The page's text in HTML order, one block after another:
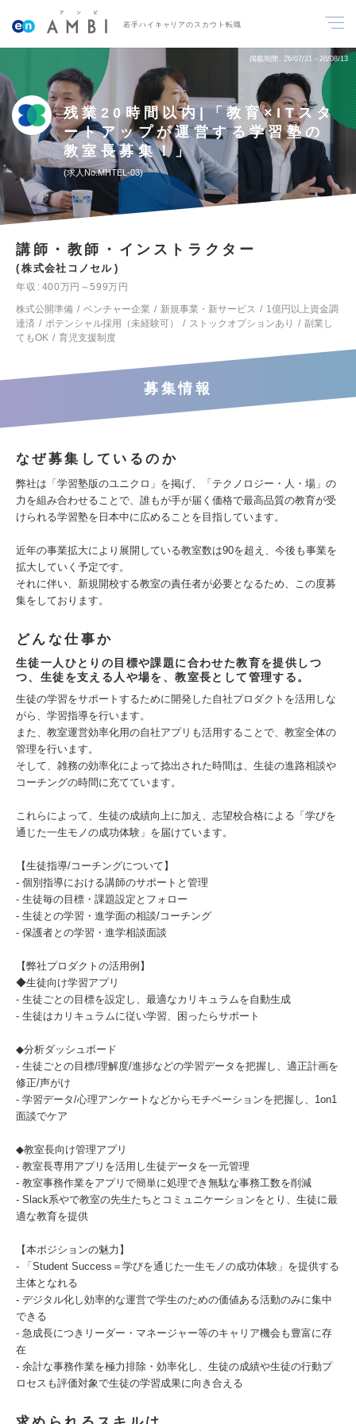
若手ハイキャリアのスカウト転職
掲載期間 26/07/31～26/08/13
残業20時間以内|「教育×ITスタ
ートアップが運営する学習塾の
教室長募集！」
求人No.MHTEL-03
講師・教師・インストラクター
株式会社コノセル
年収
400万円～599万円
株式公開準備
ベンチャー企業 新規事業・新サービス
1億円以上資金調
達済
ポテンシャル採用（未経験可） ストックオプションあり
副業し
てもOK
育児支援制度
募集情報
なぜ募集しているのか
弊社は「学習塾版のユニクロ」を掲げ、「テクノロジー・人・場」の
力を組み合わせることで、誰もが手が届く価格で最高品質の教育が受
けられる学習塾を日本中に広めることを目指しています。
近年の事業拡大により展開している教室数は90を超え、今後も事業を
拡大していく予定です。
それに伴い、新規開校する教室の責任者が必要となるため、この度募
集をしております。
どんな仕事か
生徒一人ひとりの目標や課題に合わせた教育を提供しつ
つ、生徒を支える人や場を、教室長として管理する。
生徒の学習をサポートするために開発した自社プロダクトを活用しな
がら、学習指導を行います。
また、教室運営効率化用の自社アプリも活用することで、教室全体の
管理を行います。
そして、雑務の効率化によって捻出された時間は、生徒の進路相談や
コーチングの時間に充てています。
これらによって、生徒の成績向上に加え、志望校合格による「学びを
通じた一生モノの成功体験」を届けています。
【生徒指導/コーチングについて】
- 個別指導における講師のサポートと管理
- 生徒毎の目標・課題設定とフォロー
- 生徒との学習・進学面の相談/コーチング
- 保護者との学習・進学相談面談
【弊社プロダクトの活用例】
◆生徒向け学習アプリ
- 生徒ごとの目標を設定し、最適なカリキュラムを自動生成
- 生徒はカリキュラムに従い学習、困ったらサポート
◆分析ダッシュボード
- 生徒ごとの目標/理解度/進捗などの学習データを把握し、適正計画を
修正/声がけ
- 学習データ/心理アンケートなどからモチベーションを把握し、1on1
面談でケア
◆教室長向け管理アプリ
- 教室長専用アプリを活用し生徒データを一元管理
- 教室事務作業をアプリで簡単に処理でき無駄な事務工数を削減
- Slack系やで教室の先生たちとコミュニケーションをとり、生徒に最
適な教育を提供
【本ポジションの魅力】
- 「Student Success＝学びを通じた一生モノの成功体験」を提供する
主体となれる
- デジタル化し効率的な運営で学生のための価値ある活動のみに集中
できる
- 急成長につきリーダー・マネージャー等のキャリア機会も豊富に存
在
- 余計な事務作業を極力排除・効率化し、生徒の成績や生徒の行動プ
ロセスも評価対象で生徒の学習成果に向き合える